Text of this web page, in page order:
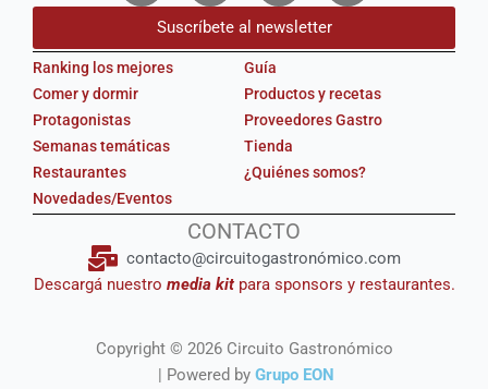
Suscríbete al newsletter
Ranking los mejores
Comer y dormir
Protagonistas
Semanas temáticas
Restaurantes
Novedades/Eventos
Guía
Productos y recetas
Proveedores Gastro
Tienda
¿Quiénes somos?
CONTACTO
contacto@circuitogastronómico.com
Descargá nuestro media kitpara sponsors y restaurantes.
Copyright © 2026 Circuito Gastronómico
| Powered by Grupo EON